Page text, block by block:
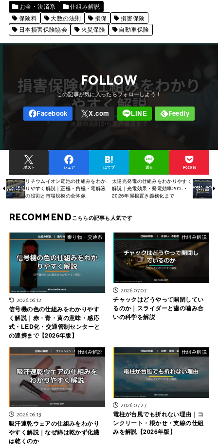
お金・決済系
仕組み解説
保険料
大数の法則 損保
損害保険
日本損害保険協会
火災保険 自動車保険
FOLLOW
ポスト シェア はてブ 送る Pocket
リチウムイオン電池の仕組みをわか
りやすく解説｜正極・負極・電解液
の役割と市場規模の全体像
太陽光発電の仕組みをわかりやすく
解説｜光電効果・発電効率20%・
2026年屋根置き義務化まで
RECOMMEND
乗り物・交通系
2026.06.12
信号機の色の仕組みをわかりやす
く解説｜赤・青・黄の意味・感応
式・LED化・交通管制センターと
の連携まで【2026年版】
仕組み解説
2026.07.07
チャックはどうやって開閉してい
るのか｜スライダーと歯の噛み合
いの科学を解説
仕組み解説
2026.06.13
吸汗速乾ウェアの仕組みをわかり
やすく解説｜なぜ綿は乾かず化繊
は乾くのか
仕組み解説
2026.07.27
電柱が台風でも折れない理由｜コ
ンクリート・根かせ・支線の仕組
みを解説【2026年版】